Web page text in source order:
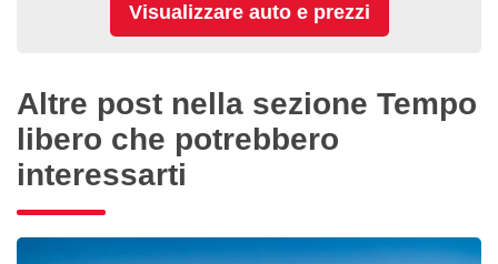
Altre post nella sezione Tempo
libero che potrebbero
interessarti